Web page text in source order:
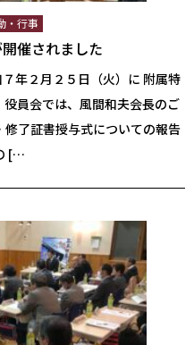
・行事
催されました
年２月２５日（火）に 附属特
員会では、風間和夫会長のご
了証書授与式についての報告
[…